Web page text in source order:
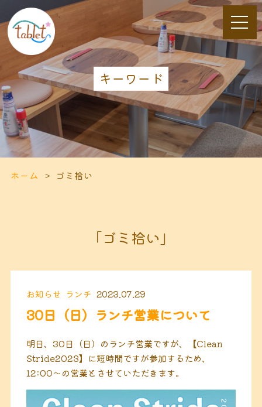
キーワード
ホーム ゴミ拾い
「ゴミ拾い」
お知らせ ランチ 2023.07.29
30日（日）ランチ営業について
明日、30日（日）のランチ営業ですが、【Clean
Stride2023】に短時間ですが参加するため、
12:00〜の営業とさせていただきます。